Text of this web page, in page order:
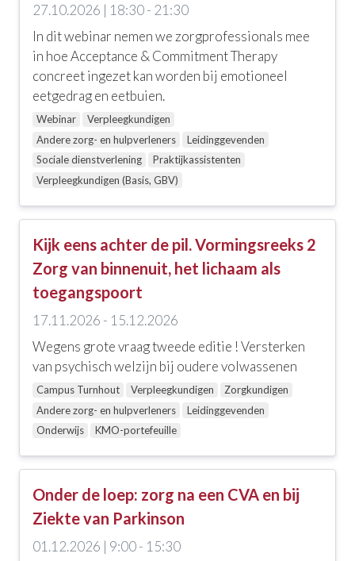
27.10.2026 | 18:30 - 21:30
In dit webinar nemen we zorgprofessionals mee
in hoe Acceptance & Commitment Therapy
concreet ingezet kan worden bij emotioneel
eetgedrag en eetbuien.
Webinar
Verpleegkundigen
Andere zorg- en hulpverleners
Leidinggevenden
Sociale dienstverlening
Praktijkassistenten
Verpleegkundigen (Basis, GBV)
Kijk eens achter de pil. Vormingsreeks 2
Zorg van binnenuit, het lichaam als
toegangspoort
17.11.2026 - 15.12.2026
Wegens grote vraag tweede editie ! Versterken
van psychisch welzijn bij oudere volwassenen
Campus Turnhout Verpleegkundigen
Zorgkundigen
Andere zorg- en hulpverleners
Leidinggevenden
Onderwijs
KMO-portefeuille
Onder de loep: zorg na een CVA en bij
Ziekte van Parkinson
01.12.2026 | 9:00 - 15:30